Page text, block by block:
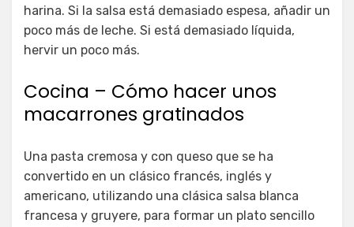
harina. Si la salsa está demasiado espesa, añadir un
poco más de leche. Si está demasiado líquida,
hervir un poco más.
Cocina – Cómo hacer unos
macarrones gratinados
Una pasta cremosa y con queso que se ha
convertido en un clásico francés, inglés y
americano, utilizando una clásica salsa blanca
francesa y gruyere, para formar un plato sencillo